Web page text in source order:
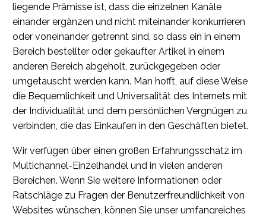
liegende Prämisse ist, dass die einzelnen Kanäle
einander ergänzen und nicht miteinander konkurrieren
oder voneinander getrennt sind, so dass ein in einem
Bereich bestellter oder gekaufter Artikel in einem
anderen Bereich abgeholt, zurückgegeben oder
umgetauscht werden kann. Man hofft, auf diese Weise
die Bequemlichkeit und Universalität des Internets mit
der Individualität und dem persönlichen Vergnügen zu
verbinden, die das Einkaufen in den Geschäften bietet.
Wir verfügen über einen großen Erfahrungsschatz im
Multichannel-Einzelhandel und in vielen anderen
Bereichen. Wenn Sie weitere Informationen oder
Ratschläge zu Fragen der Benutzerfreundlichkeit von
Websites wünschen, können Sie unser umfangreiches